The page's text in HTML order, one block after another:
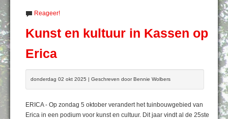
Reageer!
Kunst en kultuur in Kassen op
Erica
donderdag 02 okt 2025 | Geschreven door Bennie Wolbers
ERICA - Op zondag 5 oktober verandert het tuinbouwgebied van
Erica in een podium voor kunst en cultuur. Dit jaar vindt al de 25ste